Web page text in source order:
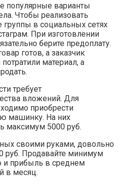
популярные варианты
Чтобы реализовать
группы в социальных сетях
При изготовлении
берите предоплату.
готов, а заказчик
материал, а
требует
вложений. Для
приобрести
машинку. На них
максимум 5000 руб.
своими руками, довольно
руб. Продавайте минимум
и прибыль в среднем
в месяц.